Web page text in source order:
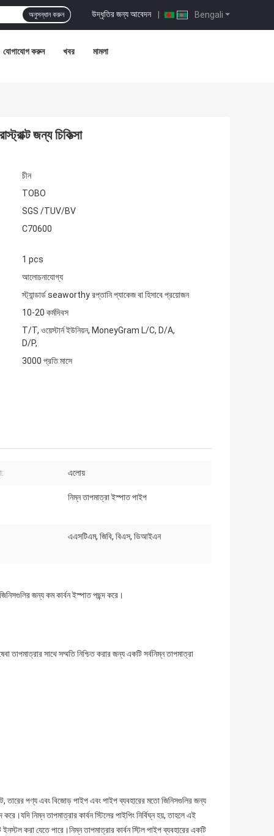
Bengali
উদ্ধৃতির জন্য আবেদন |
অনুসন্ধান করুন
যোগাযোগ করুন খবর মামলা
জন্য চিকিত্সা
চীন
TOBO
SGS /TUV/BV
C70600
1 pcs
আলোচনাযোগ্য
স্ট্যান্ডার্ড seaworthy রপ্তানি প্যাকেজ বা হিসাবে প্রয়োজন
10-20 কর্মদিবস
T/T, ওয়েস্টার্ন ইউনিয়ন, MoneyGram L/C, D/A,
D/P,
3000 প্রতি মাসে
এলোয়
নিম্ন তাপমাত্রা ইস্পাত পাইপ
এএসটিএম, জিবি, বিএস, ডিআইএন
জন্য কম কার্বন ইস্পাত পছন্দ করে।
তাপমাত্রার সাথে সম্মতি নিশ্চিত করার জন্য একটি সর্বনিম্ন তাপমাত্রা
তারের পণ্য এবং বিজোড় পাইপ এবং পাইপ ব্যবহারের মতো জিনিসগুলির জন্য
নিম্ন তাপমাত্রার কার্বন স্টিলের পাইপিং নির্বিঘ্ন হয়, তাহলে এই
করা যেতে পারে।নিম্ন তাপমাত্রার কার্বন স্টিল পাইপ ব্যবহারের একটি